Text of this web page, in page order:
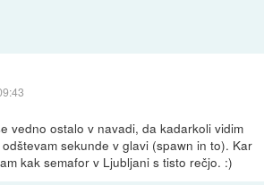
vedno ostalo v navadi, da kadarkoli vidim
sekunde v glavi (spawn in to). Kar
kak semafor v Ljubljani s tisto rečjo. :)